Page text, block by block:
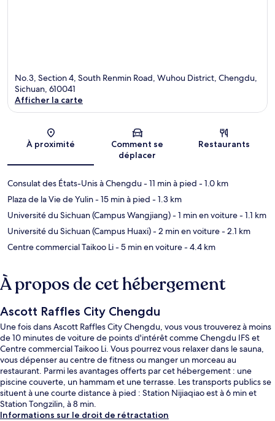
No.3, Section 4, South Renmin Road, Wuhou District, Chengdu,
Sichuan, 610041
Afficher la carte
À proximité
Comment se
déplacer
Restaurants
Consulat des États-Unis à Chengdu- 11 min à pied - 1.0 km
Plaza de la Vie de Yulin- 15 min à pied - 1.3 km
Université du Sichuan (Campus Wangjiang)- 1 min en voiture- 1.1 km
Université du Sichuan (Campus Huaxi)- 2 min en voiture- 2.1 km
Centre commercial Taikoo Li- 5 min en voiture- 4.4 km
À propos de cet hébergement
Ascott Raffles City Chengdu
Une fois dans Ascott Raffles City Chengdu, vous vous trouverez à moins
de 10 minutes de voiture de points d'intérêt comme Chengdu IFS et
Centre commercial Taikoo Li. Vous pourrez vous relaxer dans le sauna,
vous dépenser au centre de fitness ou manger un morceau au
restaurant. Parmi les avantages offerts par cet hébergement : une
piscine couverte, un hammam et une terrasse. Les transports publics se
situent à une courte distance à pied : Station Nijiaqiao est à 6 min et
Station Tongzilin, à 8 min.
Informations sur le droit de rétractation